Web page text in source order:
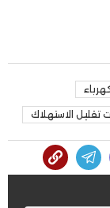
تقليل الاستهلاك